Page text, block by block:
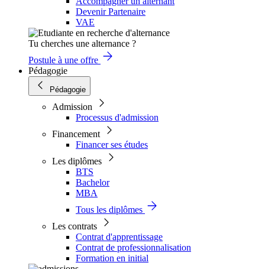
Devenir Partenaire
VAE
Tu cherches une alternance ?
Postule à une offre
Pédagogie
Pédagogie
Admission
Processus d'admission
Financement
Financer ses études
Les diplômes
BTS
Bachelor
MBA
Tous les diplômes
Les contrats
Contrat d'apprentissage
Contrat de professionnalisation
Formation en initial